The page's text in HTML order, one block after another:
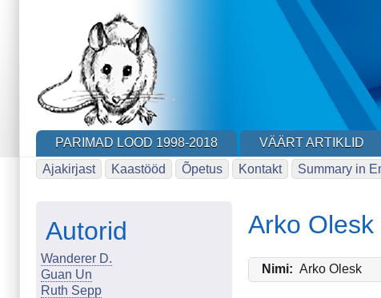
PARIMAD LOOD 1998-2018 VÄÄRT ARTIKLID
Ajakirjast
Kaastööd Õpetus Kontakt Summary in
Autorid
Wanderer D.
Guan Un
Ruth Sepp
Arko Olesk
Nimi Arko Olesk